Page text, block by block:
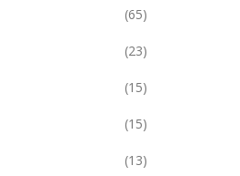
(65)
(23)
(15)
(15)
(13)